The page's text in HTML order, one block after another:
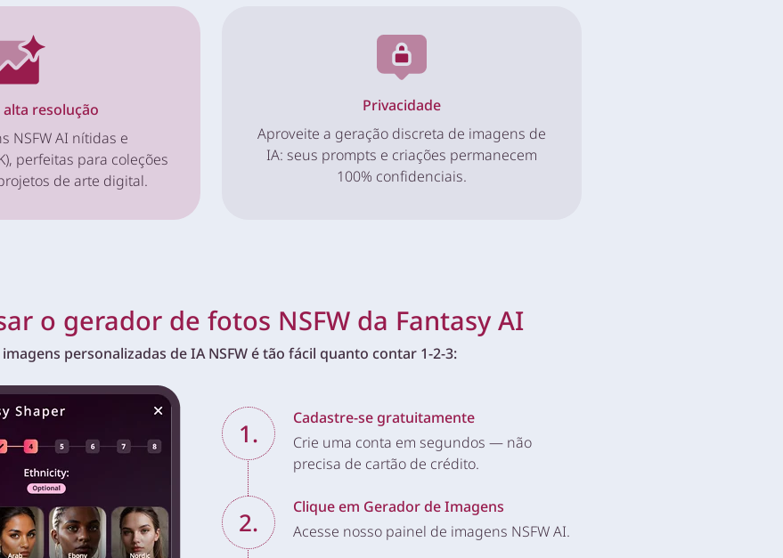
alta resolução
NSFW AI nítidas e
perfeitas para coleções
de arte digital.
Privacidade
Aproveite a geração discreta de imagens de
IA: seus prompts e criações permanecem
100% confidenciais.
o gerador de fotos NSFW da Fantasy AI
personalizadas de IA NSFW é tão fácil quanto contar 1-2-3:
1.
Cadastre-se gratuitamente
Crie uma conta em segundos — não
precisa de cartão de crédito.
2.
Clique em Gerador de Imagens
Acesse nosso painel de imagens NSFW AI.